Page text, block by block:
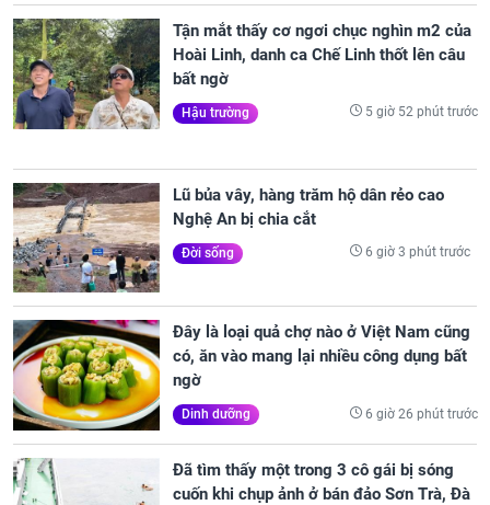
Tận mắt thấy cơ ngơi chục nghìn m2 của
Hoài Linh, danh ca Chế Linh thốt lên câu
bất ngờ
Hậu trường 5 giờ 52 phút trước
Lũ bủa vây, hàng trăm hộ dân rẻo cao
Nghệ An bị chia cắt
Đời sống 6 giờ 3 phút trước
Đây là loại quả chợ nào ở Việt Nam cũng
có, ăn vào mang lại nhiều công dụng bất
ngờ
Dinh dưỡng 6 giờ 26 phút trước
Đã tìm thấy một trong 3 cô gái bị sóng
cuốn khi chụp ảnh ở bán đảo Sơn Trà, Đà